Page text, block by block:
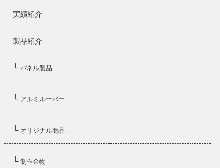
実績紹介
製品紹介
└ パネル製品
└ アルミルーバー
└ オリジナル商品
└ 制作金物